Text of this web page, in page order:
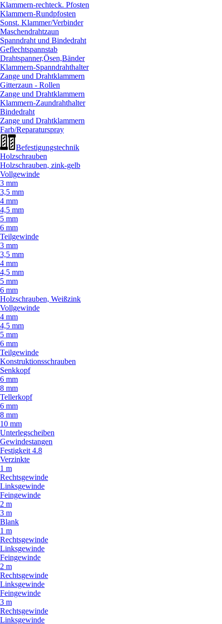
Klammern-rechteck. Pfosten
Klammern-Rundpfosten
Sonst. Klammer/Verbinder
Maschendrahtzaun
Spanndraht und Bindedraht
Geflechtspannstab
Drahtspanner,Ösen,Bänder
Klammern-Spanndrahthalter
Zange und Drahtklammern
Gitterzaun - Rollen
Zange und Drahtklammern
Klammern-Zaundrahthalter
Bindedraht
Zange und Drahtklammern
Farb/Reparaturspray
Befestigungstechnik
Holzschrauben
Holzschrauben, zink-gelb
Vollgewinde
3 mm
3,5 mm
4 mm
4,5 mm
5 mm
6 mm
Teilgewinde
3 mm
3,5 mm
4 mm
4,5 mm
5 mm
6 mm
Holzschrauben, Weißzink
Vollgewinde
4 mm
4,5 mm
5 mm
6 mm
Teilgewinde
Konstruktionsschrauben
Senkkopf
6 mm
8 mm
Tellerkopf
6 mm
8 mm
10 mm
Unterlegscheiben
Gewindestangen
Festigkeit 4.8
Verzinkte
1 m
Rechtsgewinde
Linksgewinde
Feingewinde
2 m
3 m
Blank
1 m
Rechtsgewinde
Linksgewinde
Feingewinde
2 m
Rechtsgewinde
Linksgewinde
Feingewinde
3 m
Rechtsgewinde
Linksgewinde